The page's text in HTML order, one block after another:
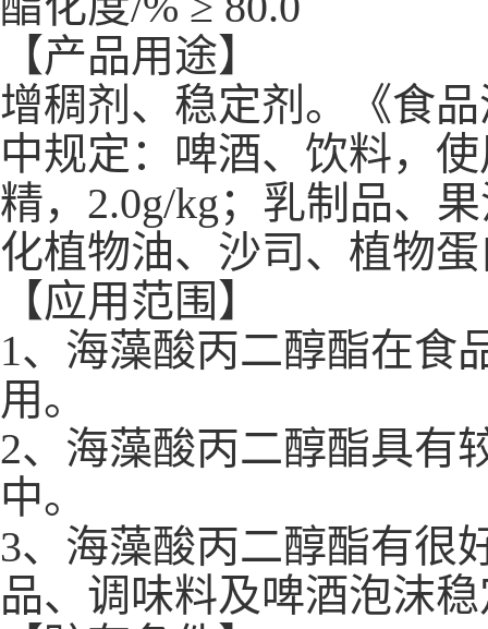
【产品用途】
增稠剂、稳定剂。《食
中规定：啤酒、饮料，
精， 2.0g/kg；乳制品、
化植物油、沙司、植物
【应用范围】
1、海藻酸丙二醇酯在食
用。
2、海藻酸丙二醇酯具有
中。
3、海藻酸丙二醇酯有很
品、调味料及啤酒泡沫